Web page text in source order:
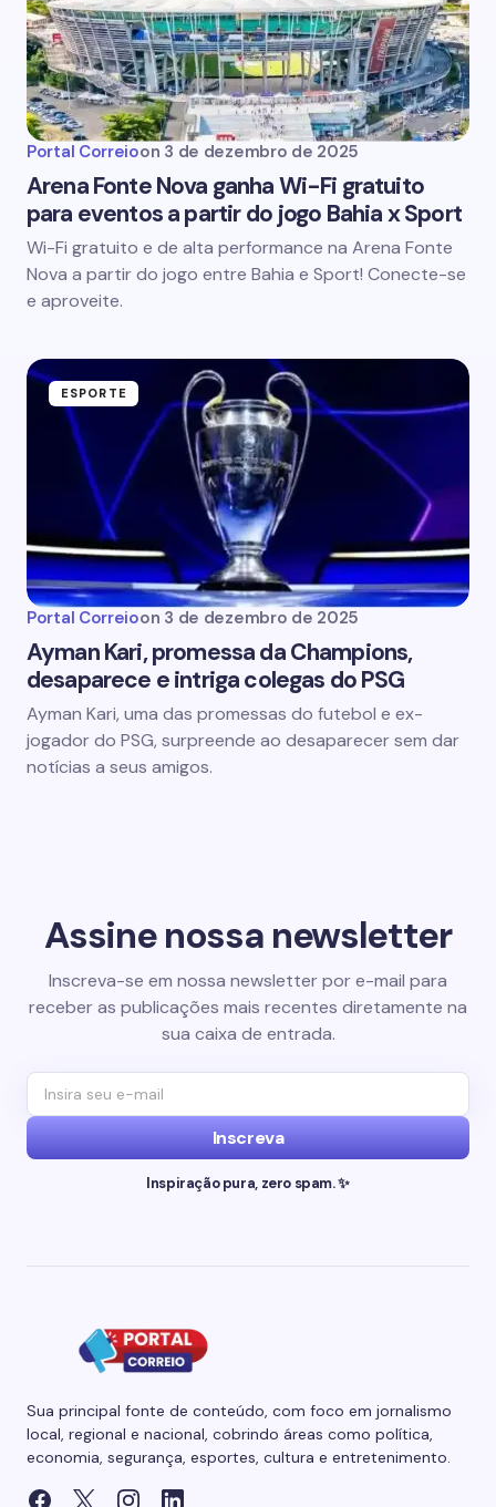
Portal Correioon 3 de dezembro de 2025
Arena Fonte Nova ganha Wi-Fi gratuito
para eventos a partir do jogo Bahia x Sport
Wi-Fi gratuito e de alta performance na Arena Fonte
Nova a partir do jogo entre Bahia e Sport! Conecte-se
e aproveite.
ESPORTE
Portal Correioon 3 de dezembro de 2025
Ayman Kari, promessa da Champions,
desaparece e intriga colegas do PSG
Ayman Kari, uma das promessas do futebol e ex-
jogador do PSG, surpreende ao desaparecer sem dar
notícias a seus amigos.
Assine nossa newsletter
Inscreva-se em nossa newsletter por e-mail para
receber as publicações mais recentes diretamente na
sua caixa de entrada.
Inscreva
Inspiração pura, zero spam. ✨
Sua principal fonte de conteúdo, com foco em jornalismo
local, regional e nacional, cobrindo áreas como política,
economia, segurança, esportes, cultura e entretenimento.